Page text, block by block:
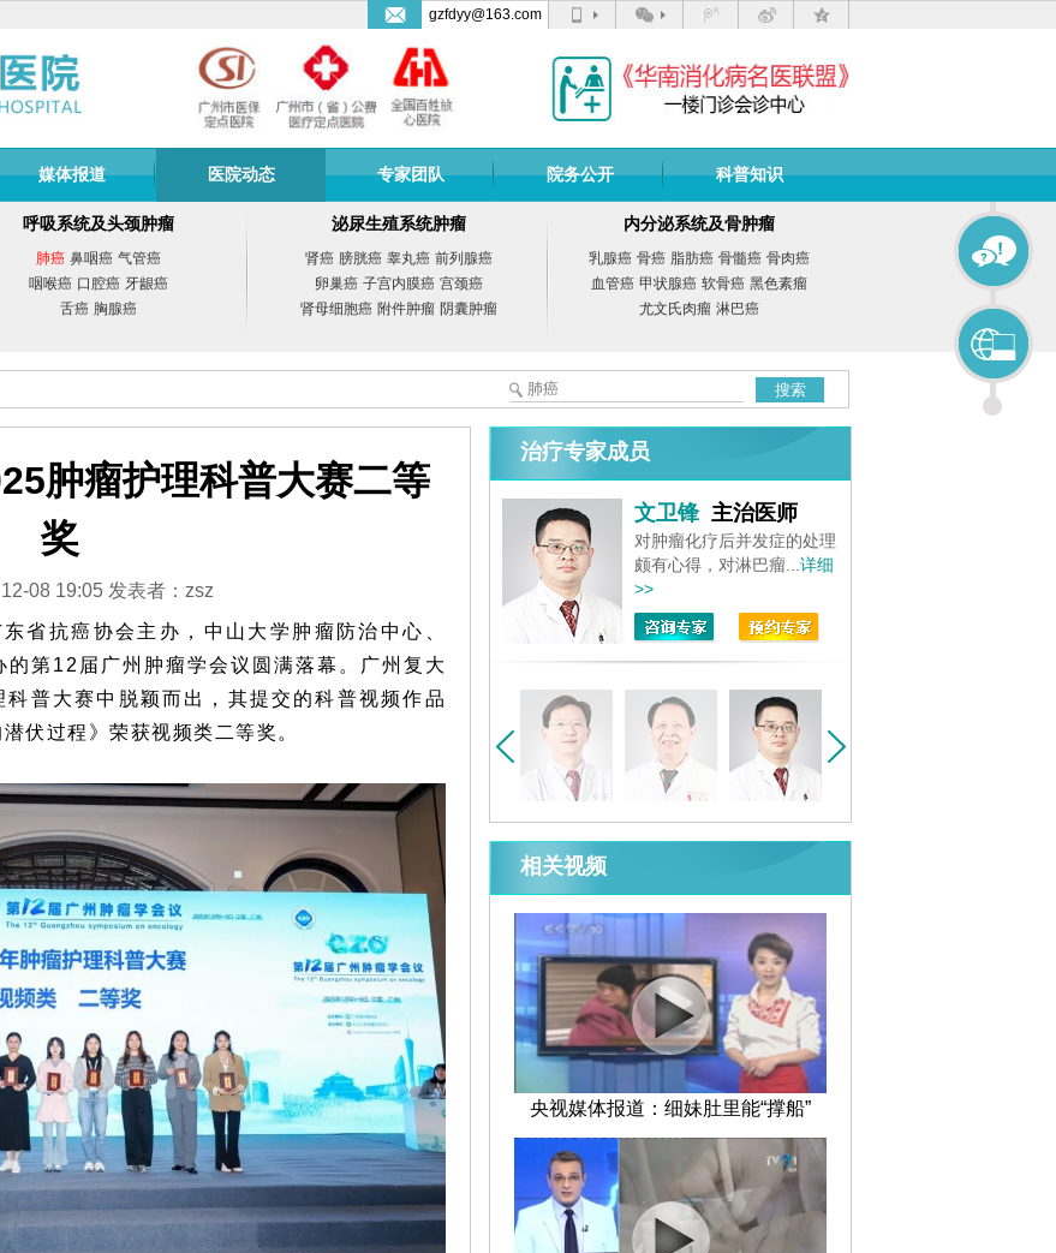
gzfdyy@163.com
媒体报道 医院动态 专家团队 院务公开 科普知识
呼吸系统及头颈肿瘤
肺癌 鼻咽癌 气管癌
咽喉癌 口腔癌 牙龈癌
舌癌 胸腺癌
泌尿生殖系统肿瘤
肾癌 膀胱癌 睾丸癌 前列腺癌
卵巢癌 子宫内膜癌 宫颈癌
肾母细胞癌 附件肿瘤 阴囊肿瘤
内分泌系统及骨肿瘤
乳腺癌 骨癌 脂肪癌 骨髓癌 骨肉癌
血管癌 甲状腺癌 软骨癌 黑色素瘤
尤文氏肉瘤 淋巴癌
搜索
肿瘤护理科普大赛二等
奖
08 19:05 发表者：zsz
省抗癌协会主办，中山大学肿瘤防治中心、
的第12届广州肿瘤学会议圆满落幕。广州 复大
普大赛中脱颖而出，其提交的科普视频作品
伏过程》荣获视频类二等奖。
治疗专家成员
副教授
胸心外科博士
文卫锋 主治医师
对肿瘤化疗后并发症的处理
颇有心得，对淋巴瘤... 详细
>>
相关视频
央视媒体报道：细妹肚里能“撑船”